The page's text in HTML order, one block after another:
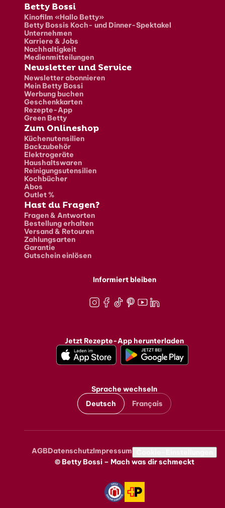
Fusszeile
Betty Bossi
Kinofilm «Hallo Betty»
Betty Bossis Koch- und Dinner-Spektakel
Unternehmen
Karriere & Jobs
Nachhaltigkeit
Medienmitteilungen
Newsletter und Service
Newsletter abonnieren
Mein Betty Bossi
Werbung buchen
Geschenkkarten
Rezepte-App
Green Betty
Zum Onlineshop
Küchenutensilien
Backzubehör
Elektrogeräte
Haushaltswaren
Reinigungsutensilien
Kochbücher
Abos
Outlet %
Hast du Fragen?
Fragen & Antworten
Bestellung erhalten
Versand & Retouren
Zahlungsarten
Garantie
Gutschein einlösen
Informiert bleiben
Jetzt Rezepte-App herunterladen
Sprache wechseln
Deutsch
Français
Metanavigation
AGBDatenschutzImpressum
© Betty Bossi – Mach was dir schmeckt